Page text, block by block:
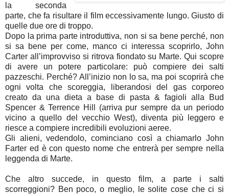
la seconda
parte, che fa risultare il film eccessivamente lungo. Giusto di
quelle due ore di troppo.
Dopo la prima parte introduttiva, non si sa bene perché, non
si sa bene per come, manco ci interessa scoprirlo, John
Carter all’improvviso si ritrova fiondato su Marte. Qui scopre
di avere un potere particolare: può compiere dei salti
pazzeschi. Perché? All’inizio non lo sa, ma poi scoprirà che
ogni volta che scoreggia, liberandosi del gas corporeo
creato da una dieta a base di pasta & fagioli alla Bud
Spencer & Terrence Hill (arriva pur sempre da un periodo
vicino a quello del vecchio West), diventa più leggero e
riesce a compiere incredibili evoluzioni aeree.
Gli alieni, vedendolo, cominciano così a chiamarlo John
Farter ed è con questo nome che entrerà per sempre nella
leggenda di Marte.
Che altro succede, in questo film, a parte i salti
scorreggioni? Ben poco, o meglio, le solite cose che ci si